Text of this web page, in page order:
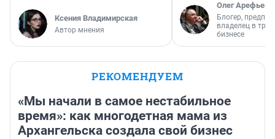
Ксения Владимирская
Автор мнения
Олег Арефьев
Блогер,
владелец в
бизнесе
РЕКОМЕНДУЕМ
«Мы начали в самое нестабильное
время»: как многодетная мама из
Архангельска создала свой бизнес